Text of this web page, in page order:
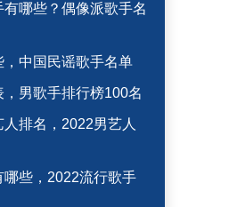
哪些？偶像派歌手名
，中国民谣歌手名单
男歌手排行榜100名
排名，2022男艺人
哪些，2022流行歌手